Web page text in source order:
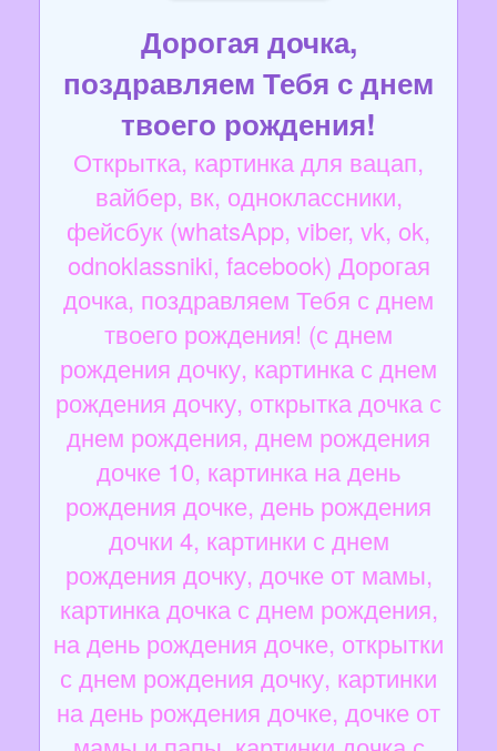
Дорогая дочка,
поздравляем Тебя с днем
твоего рождения!
Открытка, картинка для вацап,
вайбер, вк, одноклассники,
фейсбук (whatsApp, viber, vk, ok,
odnoklassniki, facebook) Дорогая
дочка, поздравляем Тебя с днем
твоего рождения! (с днем
рождения дочку, картинка с днем
рождения дочку, открытка дочка с
днем рождения, днем рождения
дочке 10, картинка на день
рождения дочке, день рождения
дочки 4, картинки с днем
рождения дочку, дочке от мамы,
картинка дочка с днем рождения,
на день рождения дочке, открытки
с днем рождения дочку, картинки
на день рождения дочке, дочке от